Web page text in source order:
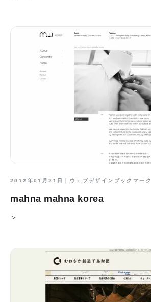
2012年01月21日｜ ウェブデザインブックマーク
mahna mahna korea
＞